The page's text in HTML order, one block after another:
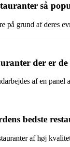
så
på grund af deres
der er de
af en
bedste
af høj